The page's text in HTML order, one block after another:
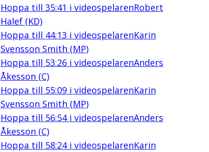
Hoppa till 35:41 i videospelarenRobert
Halef (KD)
Hoppa till 44:13 i videospelarenKarin
Svensson Smith (MP)
Hoppa till 53:26i videospelarenAnders
Åkesson (C)
Hoppa till 55:09i videospelarenKarin
Svensson Smith (MP)
Hoppa till 56:54i videospelarenAnders
Åkesson (C)
Hoppa till 58:24i videospelarenKarin